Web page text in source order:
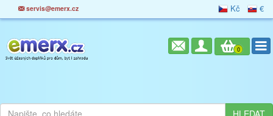
servis@emerx.cz Kč €
0